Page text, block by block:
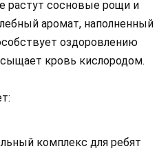
растут сосновые рощи и
аромат, наполненный
оздоровлению
кровь кислородом.
комплекс для ребят